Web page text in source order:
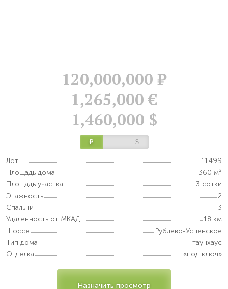
120,000,000 Р
1,265,000 €
1,460,000 $
Р $
Лот
11499
Площадь дома
360 м²
Площадь участка
3 сотки
Этажность
2
Спальни
3
Удаленность от МКАД
18 км
Шоссе
Рублево-Успенское
Тип дома
таунхаус
Отделка
«под ключ»
Назначить просмотр